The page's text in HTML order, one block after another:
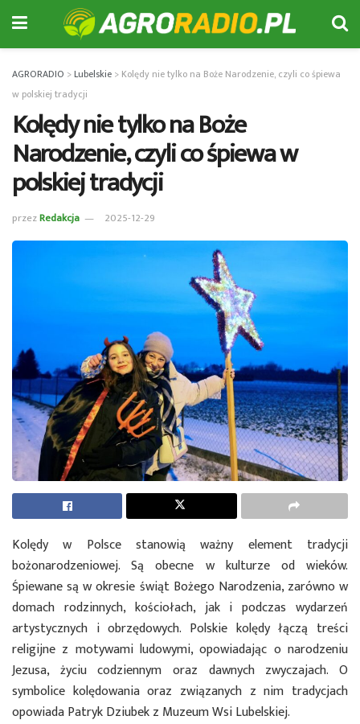
AGRORADIO >Lubelskie > Kolędy nie tylko na Boże Narodzenie, czyli co śpiewa
w polskiej tradycji
Kolędy nie tylko na Boże
Narodzenie, czyli co śpiewa w
polskiej tradycji
przezRedakcja 2025-12-29
Kolędy w Polsce stanowią ważny element tradycji
bożonarodzeniowej. Są obecne w kulturze od wieków.
Śpiewane są w okresie świąt Bożego Narodzenia, zarówno w
domach rodzinnych, kościołach, jak i podczas wydarzeń
artystycznych i obrzędowych. Polskie kolędy łączą treści
religijne z motywami ludowymi, opowiadając o narodzeniu
Jezusa, życiu codziennym oraz dawnych zwyczajach. O
symbolice kolędowania oraz związanych z nim tradycjach
opowiada Patryk Dziubek z Muzeum Wsi Lubelskiej.